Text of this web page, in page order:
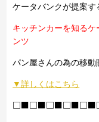
ケータバンクが提案
キッチンカーを知る
ンツ
パン屋さんの為の移動
▼詳しくはこちら